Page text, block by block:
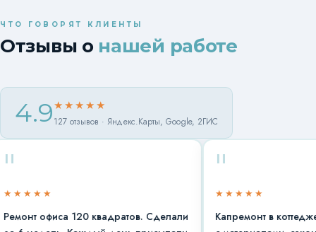
ЧТО ГОВОРЯТ КЛИЕНТЫ
Отзывы о нашей работе
4.9★★★★★
127 отзывов · Яндекс.Карты, Google, 2ГИС
120 квадратов. Сделали
★★★★★
Капремонт в коттедже 180